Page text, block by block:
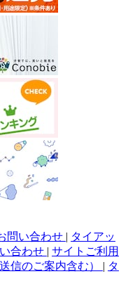
問い合わせ | タイアッ
合わせ | サイトご利用
信のご案内含む） | タ